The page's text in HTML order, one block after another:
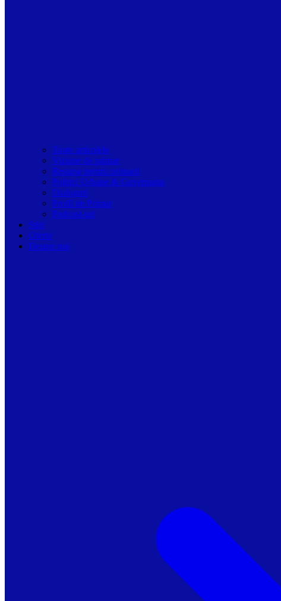
Toate articolele
Viziune de primar
Resurse pentru primarii
Politici Urbane & Guvernanta
Dialoguri
Profil de Primar
Podcast-uri
Stiri
Oferte
Despre noi